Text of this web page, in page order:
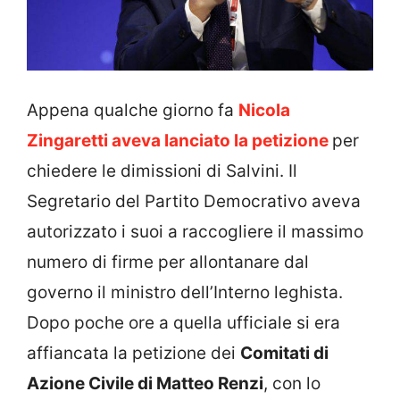
Appena qualche giorno fa Nicola
Zingaretti aveva lanciato la petizione per
chiedere le dimissioni di Salvini. Il
Segretario del Partito Democrativo aveva
autorizzato i suoi a raccogliere il massimo
numero di firme per allontanare dal
governo il ministro dell’Interno leghista.
Dopo poche ore a quella ufficiale si era
affiancata la petizione dei Comitati di
Azione Civile di Matteo Renzi, con lo